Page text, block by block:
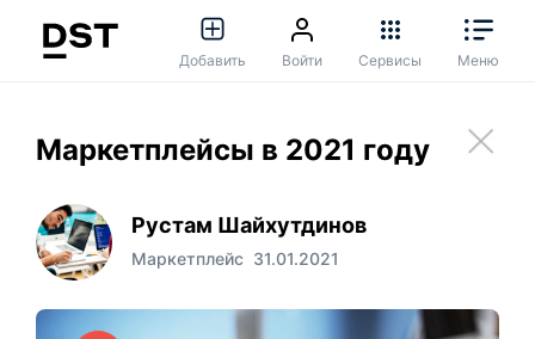
Добавить Войти Сервисы Меню
Маркетплейсы в 2021 году
Рустам Шайхутдинов
Маркетплейс 31.01.2021